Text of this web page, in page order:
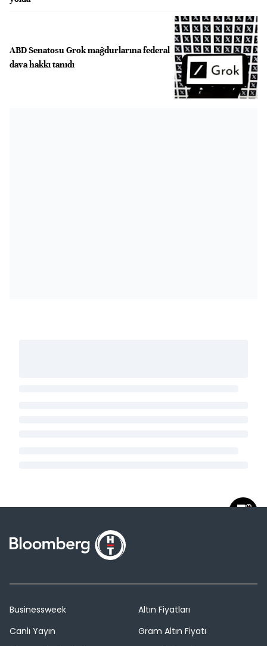
ABD Senatosu Grok mağdurlarına federal
dava hakkı tanıdı
Businessweek
Canlı Yayın
Altın Fiyatları
Gram Altın Fiyatı